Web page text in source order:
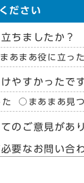
ださい
ちましたか？
まあまあ役に立った
やすかったで
まあまあ見
のご意見があ
必要なお問い合